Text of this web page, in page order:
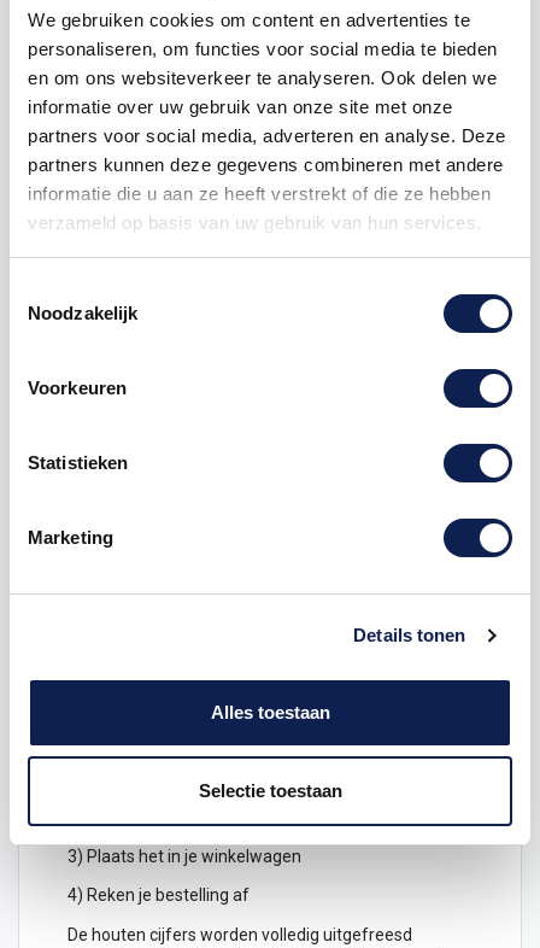
We gebruiken cookies om content en advertenties te
personaliseren, om functies voor social media te bieden
en om ons websiteverkeer te analyseren. Ook delen we
informatie over uw gebruik van onze site met onze
partners voor social media, adverteren en analyse. Deze
partners kunnen deze gegevens combineren met andere
informatie die u aan ze heeft verstrekt of die ze hebben
verzameld op basis van uw gebruik van hun services.
Noodzakelijk
Voorkeuren
Statistieken
Marketing
Details tonen
Alles toestaan
Selectie toestaan
200 € 225,00
750 € 0,68 € 1.181,25
Houten Cijfer
8 Comic Sans MDF Zwart
Houten
8 Comic Sans MDF Zwart is te bestellen
is niet geschikt om buiten te gebruiken maar wel
dit bestellen?
hoogte in cm
houten cijferswil je ontvangen? geef het
3) Plaats het in je winkelwagen
4) Reken je bestelling af
De houten cijfers worden volledig uitgefreesd